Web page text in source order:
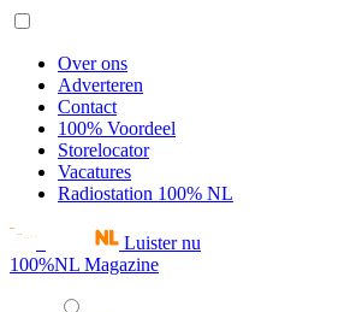
Over ons
Adverteren
Contact
100% Voordeel
Storelocator
Vacatures
Radiostation 100% NL
Luister nu
100%NL Magazine